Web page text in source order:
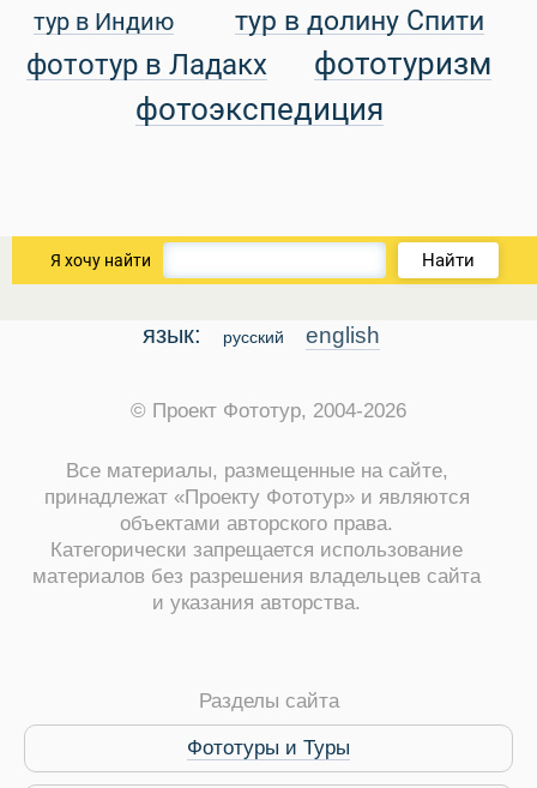
Туры
тур в Индию тур в долину Спити
фототур в Ладакх
фототуризм
фотоэкспедиция
Я хочу найти Найти
язык: русский english
© Проект Фототур, 2004-2026
Все материалы, размещенные на сайте,
принадлежат «Проекту Фототур» и являются
объектами авторского права.
Категорически запрещается использование
материалов без разрешения владельцев сайта
и указания авторства.
Разделы сайта
Фототуры и Туры